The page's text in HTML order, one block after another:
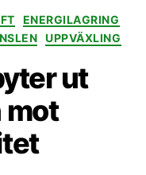
ENERGILAGRING
UPPVÄXLING
ut
mot